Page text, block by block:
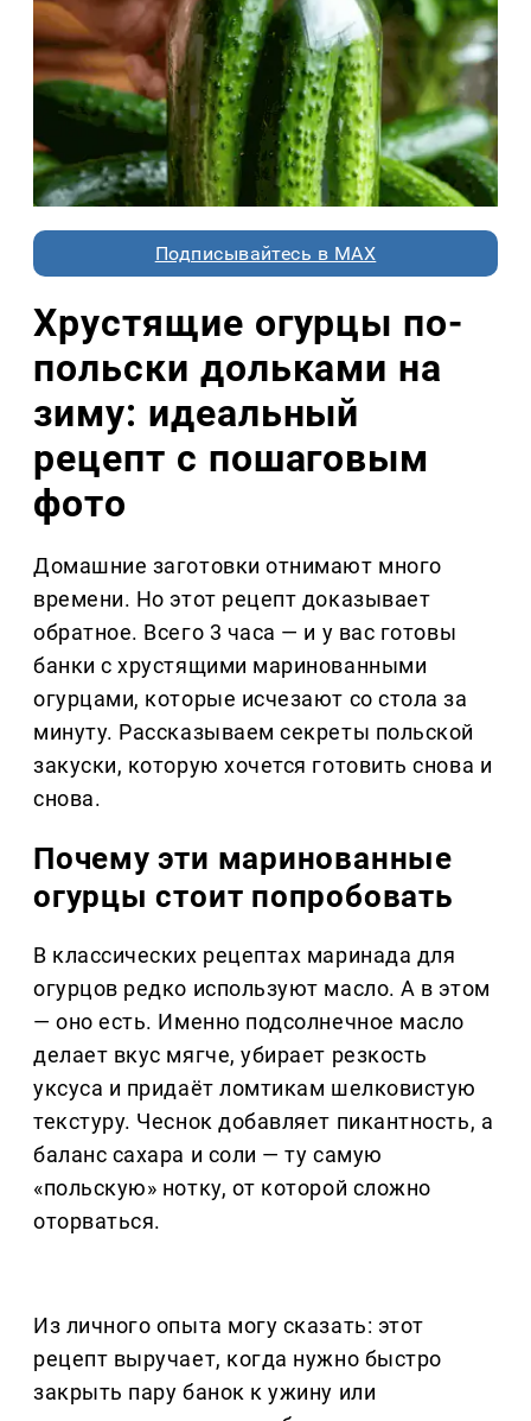
Подписывайтесь в MAX
Хрустящие огурцы по-
польски дольками на
зиму: идеальный
рецепт с пошаговым
фото
Домашние заготовки отнимают много
времени. Но этот рецепт доказывает
обратное. Всего 3 часа — и у вас готовы
банки с хрустящими маринованными
огурцами, которые исчезают со стола за
минуту. Рассказываем секреты польской
закуски, которую хочется готовить снова и
снова.
Почему эти маринованные
огурцы стоит попробовать
В классических рецептах маринада для
огурцов редко используют масло. А в этом
— оно есть. Именно подсолнечное масло
делает вкус мягче, убирает резкость
уксуса и придаёт ломтикам шелковистую
текстуру. Чеснок добавляет пикантность, а
баланс сахара и соли — ту самую
«польскую» нотку, от которой сложно
оторваться.
Из личного опыта могу сказать: этот
рецепт выручает, когда нужно быстро
закрыть пару банок к ужину или